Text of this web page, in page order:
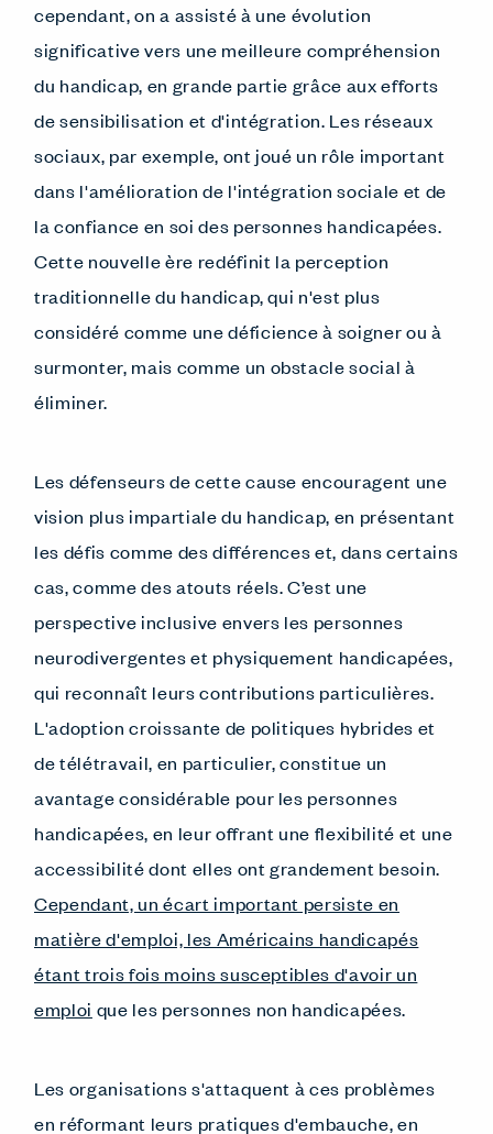
cependant, on a assisté à une évolution
significative vers une meilleure compréhension
du handicap, en grande partie grâce aux efforts
de sensibilisation et d'intégration. Les réseaux
sociaux, par exemple, ont joué un rôle important
dans l'amélioration de l'intégration sociale et de
la confiance en soi des personnes handicapées.
Cette nouvelle ère redéfinit la perception
traditionnelle du handicap, qui n'est plus
considéré comme une déficience à soigner ou à
surmonter, mais comme un obstacle social à
éliminer.
Les défenseurs de cette cause encouragent une
vision plus impartiale du handicap, en présentant
les défis comme des différences et, dans certains
cas, comme des atouts réels. C’est une
perspective inclusive envers les personnes
neurodivergentes et physiquement handicapées,
qui reconnaît leurs contributions particulières.
L'adoption croissante de politiques hybrides et
de télétravail, en particulier, constitue un
avantage considérable pour les personnes
handicapées, en leur offrant une flexibilité et une
accessibilité dont elles ont grandement besoin.
Cependant, un écart important persiste en
matière d'emploi, les Américains handicapés
étant trois fois moins susceptibles d'avoir un
emploi que les personnes non handicapées.
Les organisations s'attaquent à ces problèmes
en réformant leurs pratiques d'embauche, en